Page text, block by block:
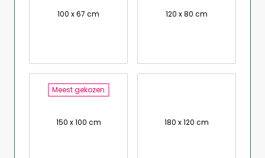
100 x 67 cm 120 x 80 cm
Meest gekozen
150 x 100 cm 180 x 120 cm